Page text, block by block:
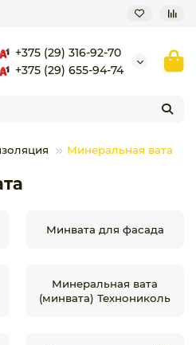
+375 (29) 316-92-70
+375 (29) 655-94-74
Минеральная вата
Минвата для фасада
Минеральная вата
(минвата) Технониколь